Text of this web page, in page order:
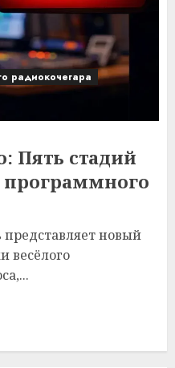
радиокочегара
Пять стадий
программного
новый
весёлого